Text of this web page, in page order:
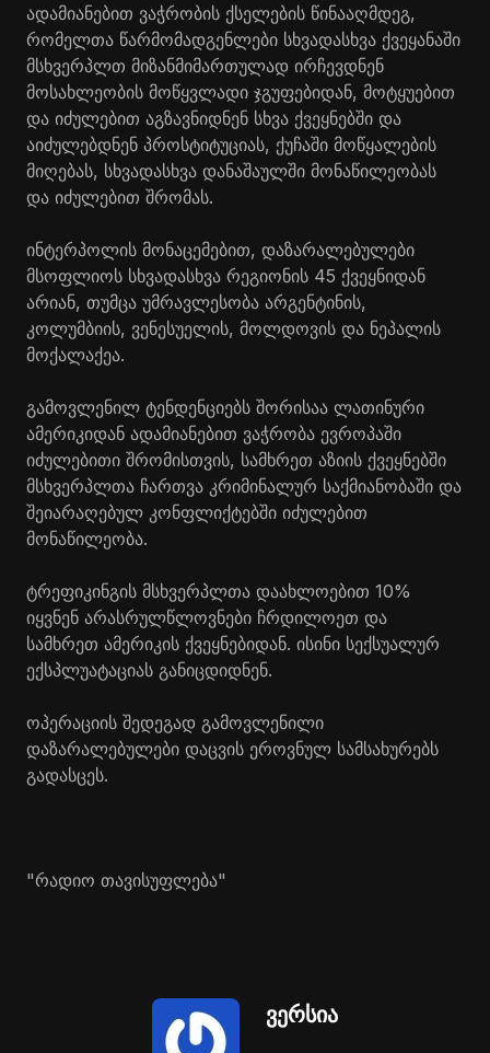
ადამიანებით ვაჭრობის ქსელების წინააღმდეგ,
რომელთა წარმომადგენლები სხვადასხვა ქვეყანაში
მსხვერპლთ მიზანმიმართულად ირჩევდნენ
მოსახლეობის მოწყვლადი ჯგუფებიდან, მოტყუებით
და იძულებით აგზავნიდნენ სხვა ქვეყნებში და
აიძულებდნენ პროსტიტუციას, ქუჩაში მოწყალების
მიღებას, სხვადასხვა დანაშაულში მონაწილეობას
და იძულებით შრომას.
ინტერპოლის მონაცემებით, დაზარალებულები
მსოფლიოს სხვადასხვა რეგიონის 45 ქვეყნიდან
არიან, თუმცა უმრავლესობა არგენტინის,
კოლუმბიის, ვენესუელის, მოლდოვის და ნეპალის
მოქალაქეა.
გამოვლენილ ტენდენციებს შორისაა ლათინური
ამერიკიდან ადამიანებით ვაჭრობა ევროპაში
იძულებითი შრომისთვის, სამხრეთ აზიის ქვეყნებში
მსხვერპლთა ჩართვა კრიმინალურ საქმიანობაში და
შეიარაღებულ კონფლიქტებში იძულებით
მონაწილეობა.
ტრეფიკინგის მსხვერპლთა დაახლოებით 10%
იყვნენ არასრულწლოვნები ჩრდილოეთ და
სამხრეთ ამერიკის ქვეყნებიდან. ისინი სექსუალურ
ექსპლუატაციას განიცდიდნენ.
ოპერაციის შედეგად გამოვლენილი
დაზარალებულები დაცვის ეროვნულ სამსახურებს
გადასცეს.
"რადიო თავისუფლება"
ვერსია